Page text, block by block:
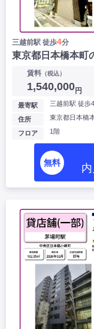
三越前駅 徒歩4分
東京都日本橋本町
賃料 （税込）
1,540,000円
最寄駅 三越前駅 徒歩
住所 東京都日本橋
フロア 1階
無料